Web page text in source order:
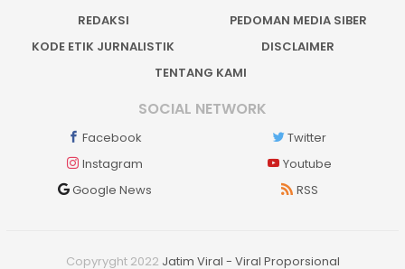
REDAKSI
PEDOMAN MEDIA SIBER
KODE ETIK JURNALISTIK
DISCLAIMER
TENTANG KAMI
SOCIAL NETWORK
Facebook
Twitter
Instagram
Youtube
Google News
RSS
Copyryght 2022 Jatim Viral - Viral Proporsional